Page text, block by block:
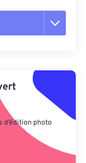
d’édition photo